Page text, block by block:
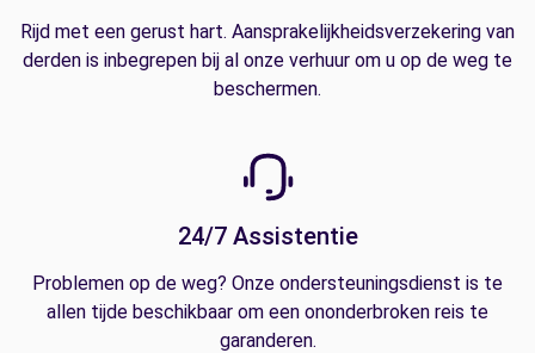
Rijd met een gerust hart. Aansprakelijkheidsverzekering van
derden is inbegrepen bij al onze verhuur om u op de weg te
beschermen.
24/7 Assistentie
Problemen op de weg? Onze ondersteuningsdienst is te
allen tijde beschikbaar om een ononderbroken reis te
garanderen.